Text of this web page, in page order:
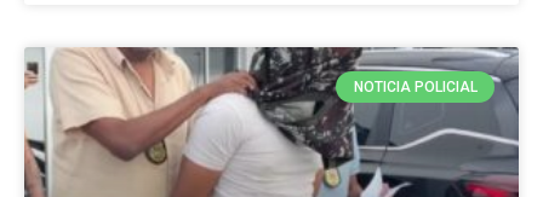
NOTICIA POLICIAL